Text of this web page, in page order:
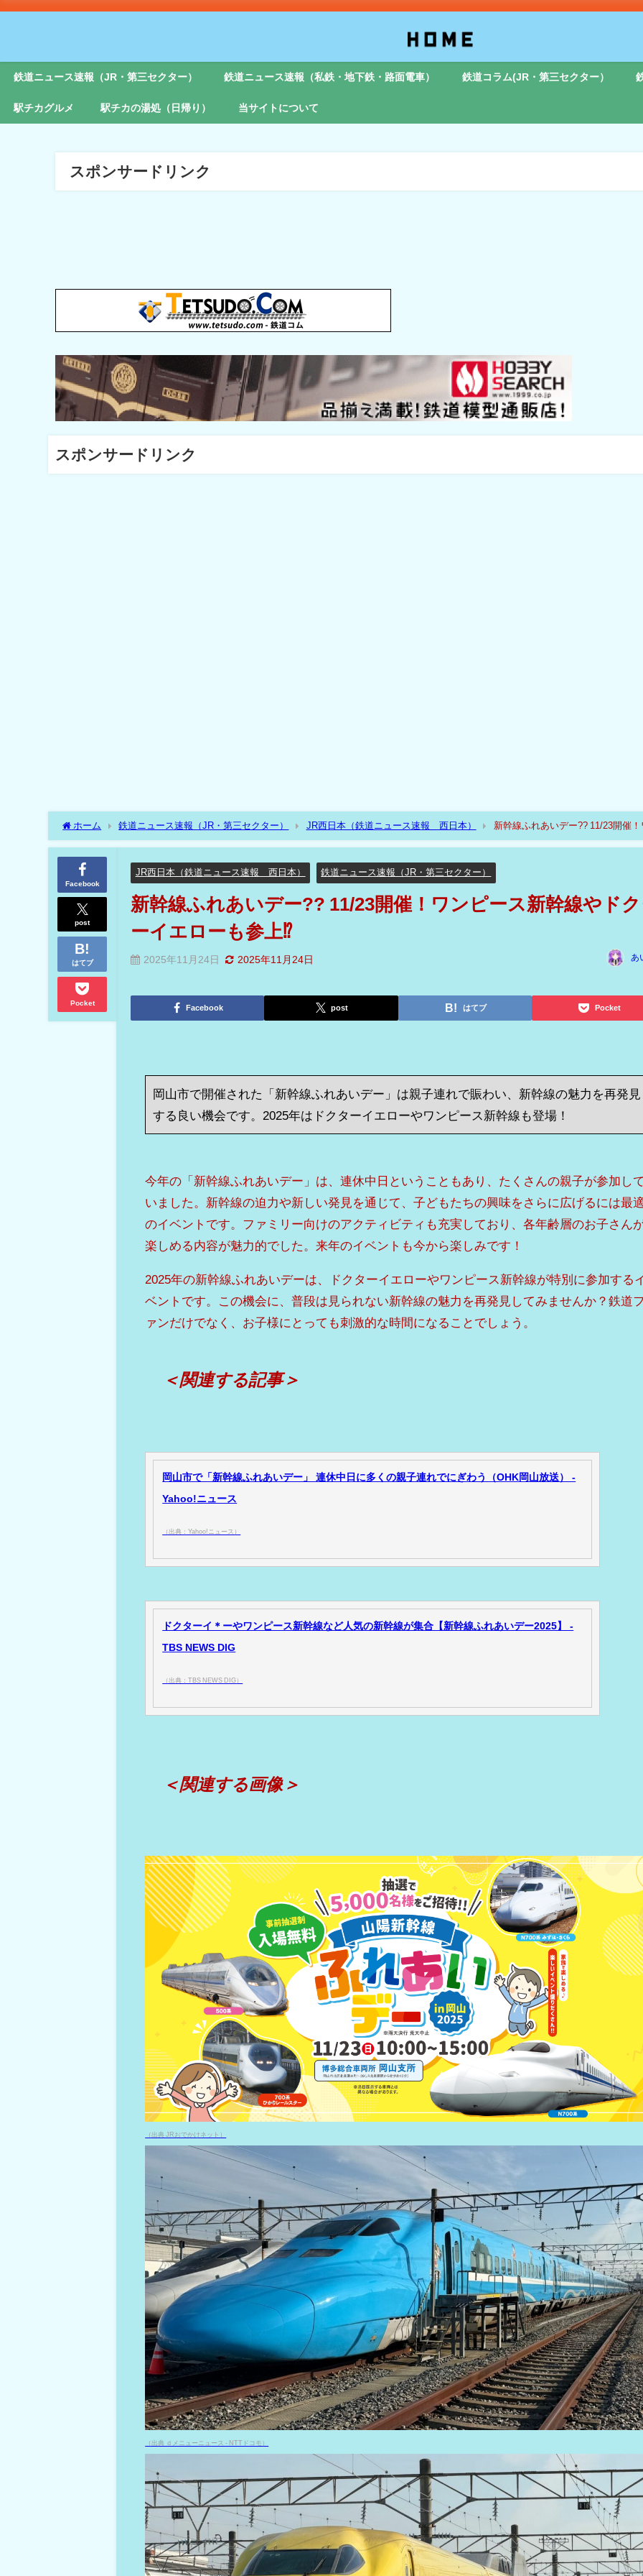
鉄道ニュース速報（JR・第三セクター） 鉄道ニュース速報（私鉄・地下鉄・路面電車） 鉄道コラム(JR・第三セクター）
駅チカグルメ 駅チカの湯処（日帰り） 当サイトについて
スポンサードリンク
スポンサードリンク
ホーム 鉄道ニュース速報（JR・第三セクター） JR西日本（鉄道ニュース速報 西日本）
新幹線ふれあいデー?? 11/23開催！
ピース新幹線やドクターイエローも参上⁉
Facebook
post
はてブ
Pocket
JR西日本（鉄道ニュース速報 西日本） 鉄道ニュース速報（JR・第三セクター）
新幹線ふれあいデー?? 11/23開催！ワンピース新幹線やド
ーイエローも参上⁉
2025年11月24日 2025年11月24日 あ
Facebook post はてブ Pocket
岡山市で開催された「新幹線ふれあいデー」は親子連れで賑わい、新幹線の魅力を再発見
する良い機会です。2025年はドクターイエローやワンピース新幹線も登場！
今年の「新幹線ふれあいデー」は、連休中日ということもあり、たくさんの親子が参加し
いました。新幹線の迫力や新しい発見を通じて、子どもたちの興味をさらに広げるには最
のイベントです。ファミリー向けのアクティビティも充実しており、各年齢層のお子さん
楽しめる内容が魅力的でした。来年のイベントも今から楽しみです！
2025年の新幹線ふれあいデーは、ドクターイエローやワンピース新幹線が特別に参加する
ベントです。この機会に、普段は見られない新幹線の魅力を再発見してみませんか？鉄道
ァンだけでなく、お子様にとっても刺激的な時間になることでしょう。
＜関連する記事＞
岡山市で「新幹線ふれあいデー」 連休中日に多くの親子連れでにぎわう（OHK岡山放送） -
Yahoo!ニュース
（出典：Yahoo!ニュース）
ドクターイ＊ーやワンピース新幹線など人気の新幹線が集合【新幹線ふれあいデー2025】 -
TBS NEWS DIG
（出典：TBS NEWS DIG）
＜関連する画像＞
（出典 JRおでかけネット）
（出典 ｄメニューニュース - NTTドコモ）